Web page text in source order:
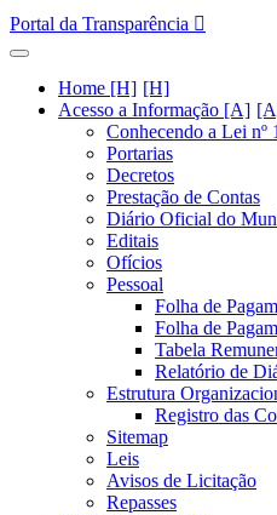
Portal da Transparência
Home [H]
Acesso a Informação [A]
Conhecendo a Lei nº
Portarias
Decretos
Prestação de Contas
Diário Oficial do
Editais
Ofícios
Pessoal
Folha de
Folha de
Tabela
Relatório de
Estrutura
Registro das
Sitemap
Leis
Avisos de Licitação
Repasses